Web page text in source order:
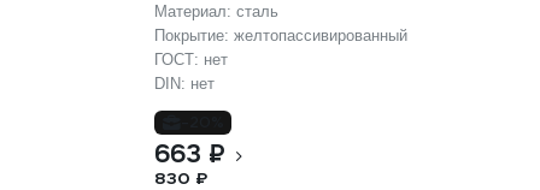
Материал: сталь
Покрытие: желтопассивированный
ГОСТ: нет
DIN: нет
663 ₽
830 ₽